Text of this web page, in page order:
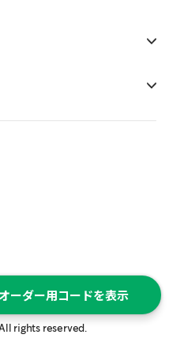
オーダー用コードを表示
rights reserved.